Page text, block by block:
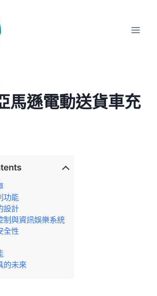
馬遜電動送貨車充
功能
設計
制與資訊娛樂系統
全性
的未來